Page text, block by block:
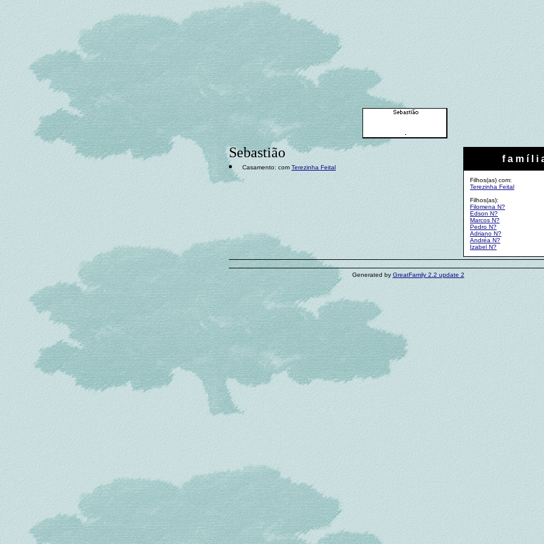
f a m í l i
Filhos(as) com:
Terezinha Feital
Filhos(as):
Filomena N?
Edson N?
Marcos N?
Pedro N?
Adriano N?
Andréa N?
Izabel N?
Sebastião
Casamento: com Terezinha Feital
Generated by GreatFamily 2.2 update 2